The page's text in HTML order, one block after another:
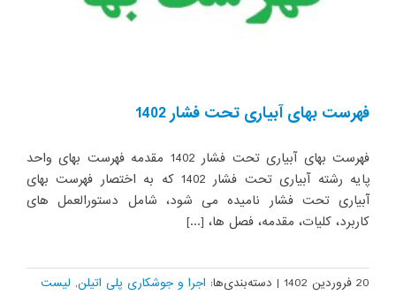
فهرست بهای آبیاری تحت فشار 1402
فهرست بهای آبیاری تحت فشار 1402 مقدمه فهرست بهای واحد
پایه رشته آبیاری تحت فشار 1402 که به اختصار فهرست بهای
آبیاری تحت فشار نامیده می شود، شامل دستورالعمل های
کاربرد، کلیات، مقدمه، فصل ها، [...]
20 فروردین 1402 | دسته‌بندی‌ها: اجرا و جوشکاری پلی اتیلن, لیست